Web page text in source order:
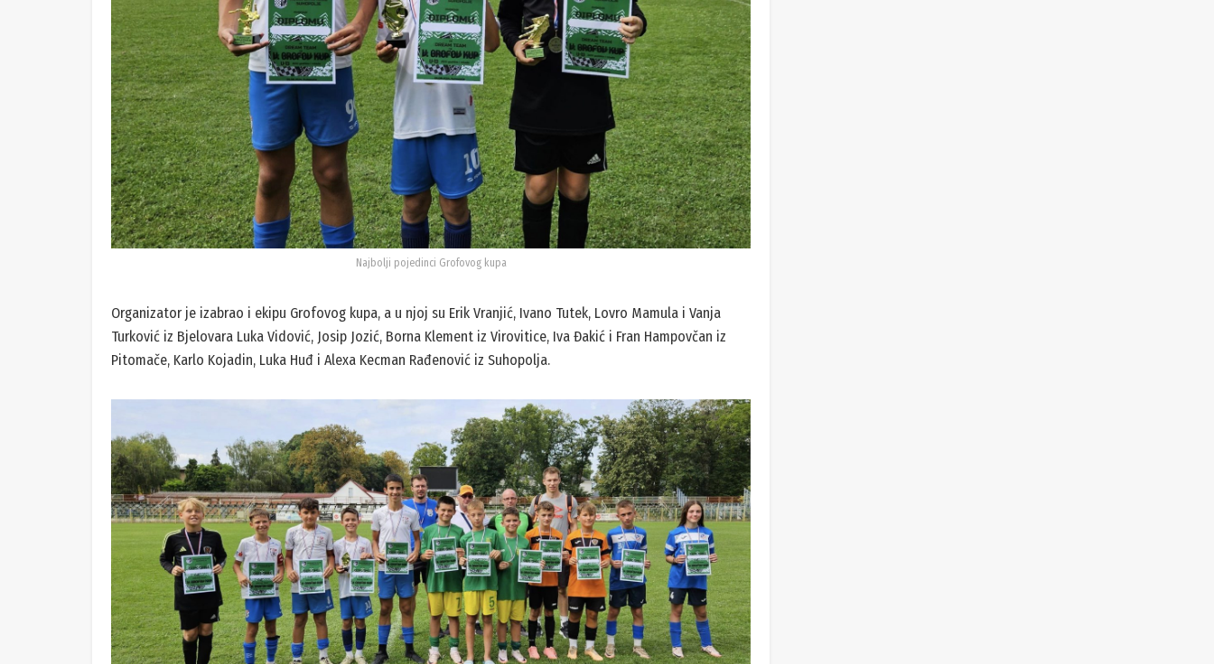
Najbolji pojedinci Grofovog kupa
Organizator je izabrao i ekipu Grofovog kupa, a u njoj su Erik Vranjić, Ivano Tutek, Lovro Mamula i Vanja
Turković iz Bjelovara Luka Vidović, Josip Jozić, Borna Klement iz Virovitice, Iva Đakić i Fran Hampovčan iz
Pitomače, Karlo Kojadin, Luka Huđ i Alexa Kecman Rađenović iz Suhopolja.